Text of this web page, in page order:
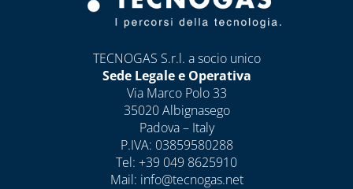
TECNOGAS S.r.l. a socio unico
Sede Legale e Operativa
Via Marco Polo 33
35020 Albignasego
Padova – Italy
P.IVA: 03859580288
Tel: +39 049 8625910
Mail: info@tecnogas.net